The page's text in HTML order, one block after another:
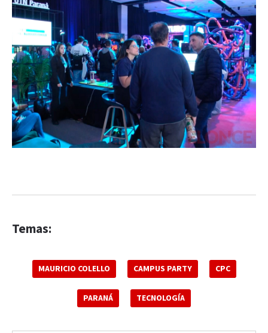
Temas:
MAURICIO COLELLO CAMPUS PARTY CPC
PARANÁ TECNOLOGÍA